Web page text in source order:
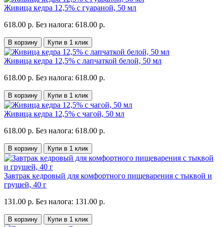
Живица кедра 12,5% с гуараной, 50 мл
618.00 р. Без налога: 618.00 р.
В корзину Купи в 1 клик
Живица кедра 12,5% с лапчаткой белой, 50 мл
618.00 р. Без налога: 618.00 р.
В корзину Купи в 1 клик
Живица кедра 12,5% с чагой, 50 мл
618.00 р. Без налога: 618.00 р.
В корзину Купи в 1 клик
Завтрак кедровый для комфортного пищеварения с тыквой и
грушей, 40 г
131.00 р. Без налога: 131.00 р.
В корзину Купи в 1 клик